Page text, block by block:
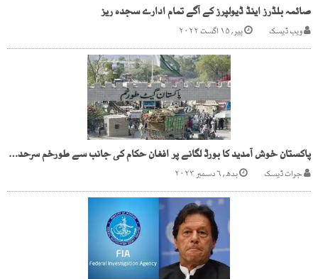
صائمہ بلڈرز اینڈ ڈیولپرز کے آگے تمام ادارے سجدہ ریز
ویب ڈیسک پیر, ۱۵ اگست ۲۰۲۲
پاکستان خوش آمدید کا بورڈ لگانے پر افغان حکام کی جانب سے طورخم سرحد بند
جرات ڈیسک بدھ, ۶ دسمبر ۲۰۲۳